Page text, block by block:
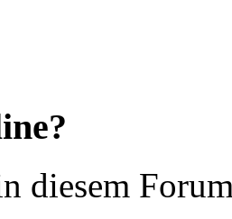
diesem